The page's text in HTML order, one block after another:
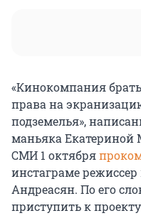
«Кинокомпания
права на
подземелья»,
маньяка
СМИ 1 октября
инстаграме
Андреасян. По его
приступить к